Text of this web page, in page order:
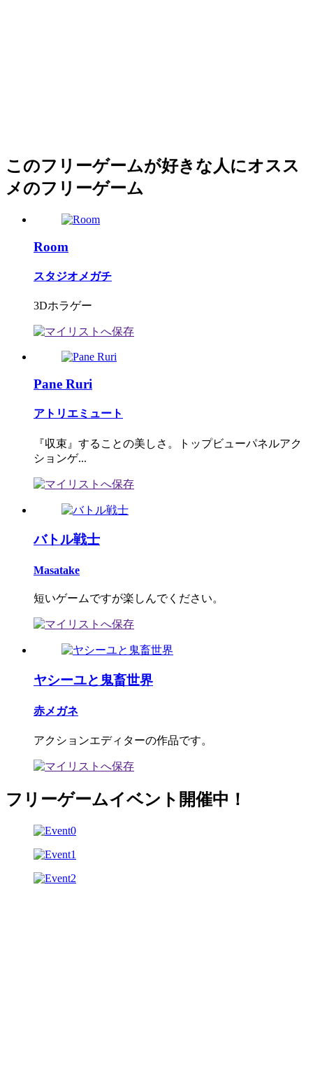
このフリーゲームが好きな人にオスス
メのフリーゲーム
Room
スタジオメガチ
3Dホラゲー
Pane Ruri
アトリエミュート
『収束』することの美しさ。トップビューパネルアク
ションゲ...
バトル戦士
Masatake
短いゲームですが楽しんでください。
ヤシーユと鬼畜世界
赤メガネ
アクションエディターの作品です。
フリーゲームイベント開催中！